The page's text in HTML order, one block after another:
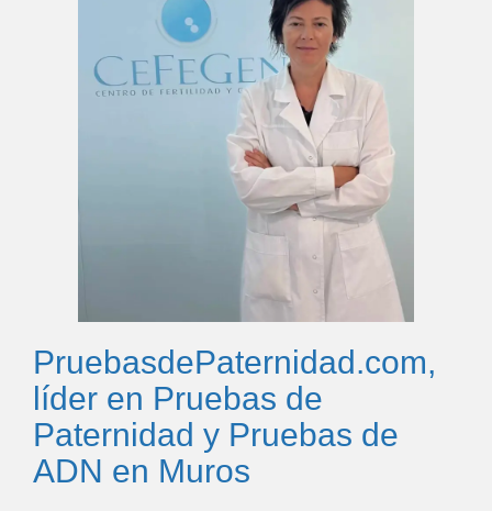
PruebasdePaternidad.com,
líder en Pruebas de
Paternidad y Pruebas de
ADN en Muros